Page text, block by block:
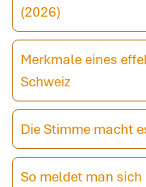
(2026)
Merkmale eines
Schweiz
Die Stimme macht
So meldet man